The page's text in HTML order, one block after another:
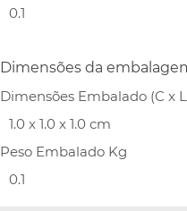
0.1
Dimensões da
Dimensões Embalado (C x
1.0 x 1.0 x 1.0 cm
Peso Embalado Kg
0.1